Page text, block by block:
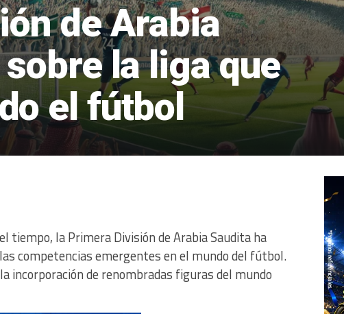
de Arabia
la liga que
el fútbol
tiempo, la Primera División de Arabia Saudita ha
competencias emergentes en el mundo del fútbol.
incorporación de renombradas figuras del mundo